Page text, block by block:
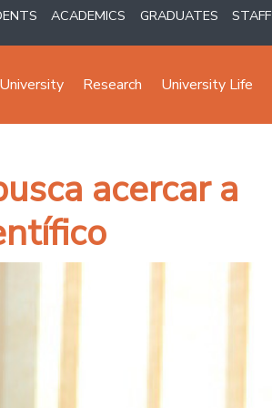
ACADEMICS GRADUATES STAFF
Research University Life
acercar a